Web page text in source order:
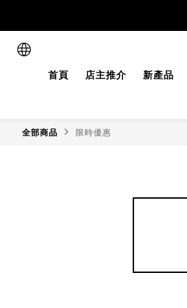
首頁 店主推介 新產品
全部商品 限時優惠